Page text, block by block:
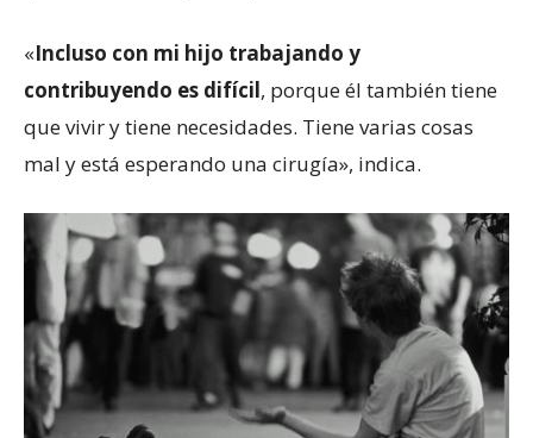
«Incluso con mi hijo trabajando y
contribuyendo es difícil, porque él también tiene
que vivir y tiene necesidades. Tiene varias cosas
mal y está esperando una cirugía», indica.